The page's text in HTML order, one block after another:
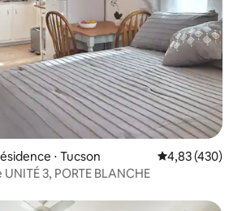
⋅ Tucson Évaluation
4,83 (430)
3, PORTE BLANCHE